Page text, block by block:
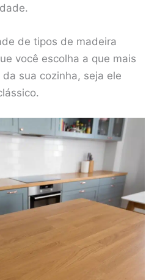
de tipos de madeira
você escolha a que mais
sua cozinha, seja ele